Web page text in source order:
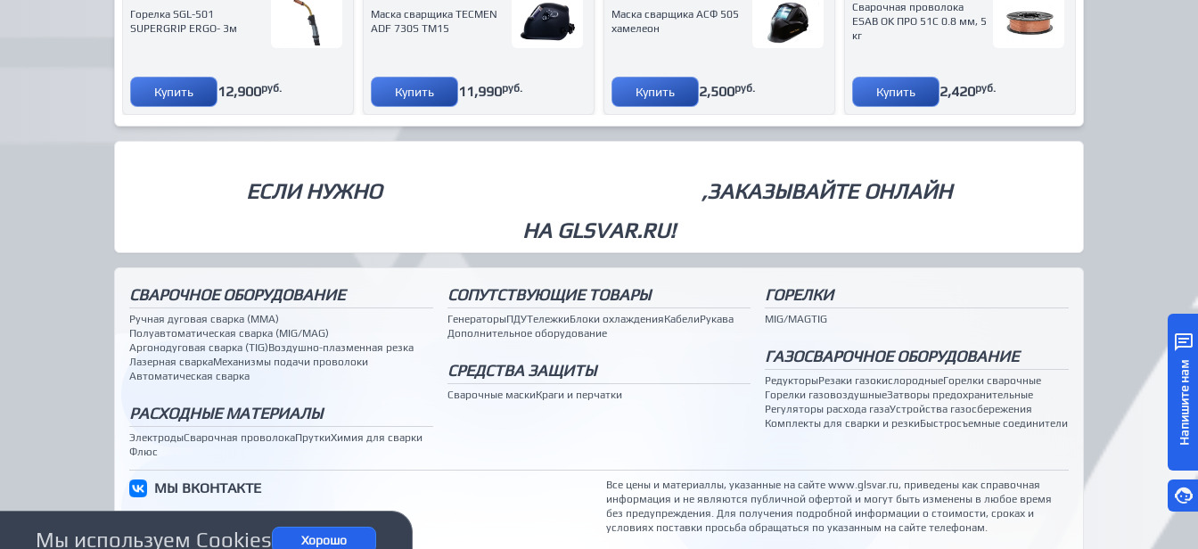
Горелка SGL-501
SUPERGRIP ERGO- 3м
Купить 12,900руб.
Маска сварщика TECMEN
ADF 730S TM15
Купить 11,990руб.
Маска сварщика АСФ 505
хамелеон
Купить 2,500руб.
Сварочная проволока
ESAB OK ПРО 51С 0.8 мм, 5
кг
Купить 2,420руб.
ЕСЛИ НУЖНО
,ЗАКАЗЫВАЙТЕ ОНЛАЙН
НА GLSVAR.RU!
СВАРОЧНОЕ ОБОРУДОВАНИЕ
Ручная дуговая сварка (MMA)
Полуавтоматическая сварка (MIG/MAG)
Аргонодуговая сварка (TIG)Воздушно-плазменная резка
Лазерная сваркаМеханизмы подачи проволоки
Автоматическая сварка
РАСХОДНЫЕ МАТЕРИАЛЫ
ЭлектродыСварочная проволокаПруткиХимия для сварки
Флюс
СОПУТСТВУЮЩИЕ ТОВАРЫ
ГенераторыПДУТележкиБлоки охлажденияКабелиРукава
Дополнительное оборудование
СРЕДСТВА ЗАЩИТЫ
Сварочные маскиКраги и перчатки
ГОРЕЛКИ
MIG/MAGTIG
ГАЗОСВАРОЧНОЕ ОБОРУДОВАНИЕ
РедукторыРезаки газокислородныеГорелки сварочные
Горелки газовоздушныеЗатворы предохранительные
Регуляторы расхода газаУстройства газосбережения
Комплекты для сварки и резкиБыстросъемные соединители
МЫ ВКОНТАКТЕ
ООО "Техносвар КС"
Все цены и материаллы, указанные на сайте www.glsvar.ru, приведены как справочная
информация и не являются публичной офертой и могут быть изменены в любое время
без предупреждения. Для получения подробной информации о стоимости, сроках и
условиях поставки просьба обращаться по указанным на сайте телефонам.
Напишите нам
Мы используем Cookies Хорошо